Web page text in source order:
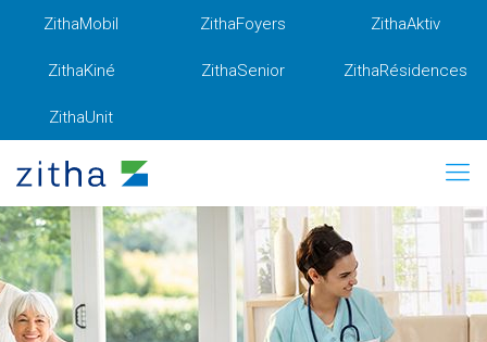
ZithaMobil ZithaFoyers ZithaAktiv
ZithaKiné ZithaSenior ZithaRésidences
ZithaUnit